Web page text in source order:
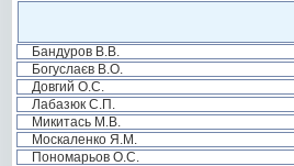
Бандуров В.В.
Богуслаєв В.О.
Довгий О.С.
Лабазюк С.П.
Микитась М.В.
Москаленко Я.М.
Пономарьов О.С.